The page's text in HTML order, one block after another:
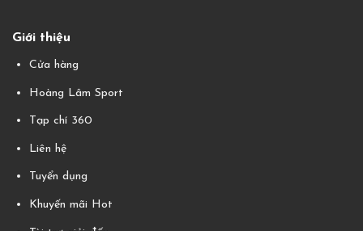
Giới thiệu
Cửa hàng
Hoàng Lâm Sport
Tạp chí 360
Liên hệ
Tuyển dụng
Khuyến mãi Hot